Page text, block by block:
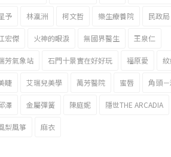
予 林瀛洲 柯文哲 樂生療養院 民政局
宏傑 火神的眼淚 無國界醫生 王泉仁
芳氣象站 石門十景實在好好玩 福原愛
睫 艾瑞兒美學 萬芳醫院 蜜唇 角頭
澤 金屬彈簧 陳庭妮 隱世THE ARCADIA
梨風箏 麻衣